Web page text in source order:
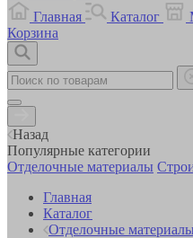
Главная
Каталог
Корзина
Назад
Популярные категории
Отделочные материалы
Главная
Каталог
Отделочные материалы